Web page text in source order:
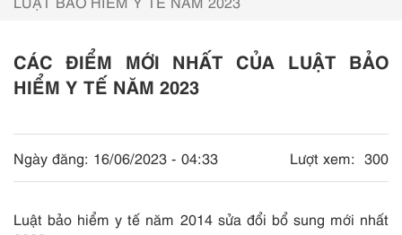
CÁC ĐIỂM MỚI NHẤT CỦA LUẬT BẢO
HIỂM Y TẾ NĂM 2023
Ngày đăng: 16/06/2023 - 04:33 Lượt xem: 300
Luật bảo hiểm y tế năm 2014 sửa đổi bổ sung mới nhất